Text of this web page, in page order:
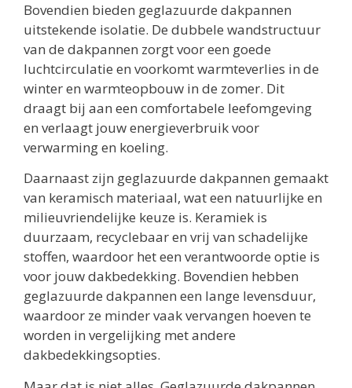
Bovendien bieden geglazuurde dakpannen
uitstekende isolatie. De dubbele wandstructuur
van de dakpannen zorgt voor een goede
luchtcirculatie en voorkomt warmteverlies in de
winter en warmteopbouw in de zomer. Dit
draagt bij aan een comfortabele leefomgeving
en verlaagt jouw energieverbruik voor
verwarming en koeling.
Daarnaast zijn geglazuurde dakpannen gemaakt
van keramisch materiaal, wat een natuurlijke en
milieuvriendelijke keuze is. Keramiek is
duurzaam, recyclebaar en vrij van schadelijke
stoffen, waardoor het een verantwoorde optie is
voor jouw dakbedekking. Bovendien hebben
geglazuurde dakpannen een lange levensduur,
waardoor ze minder vaak vervangen hoeven te
worden in vergelijking met andere
dakbedekkingsopties.